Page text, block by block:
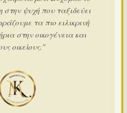
ψυχή που ταξιδεύει
τα πιο ειλικρινή
στην οικογένεια και
οικείους."